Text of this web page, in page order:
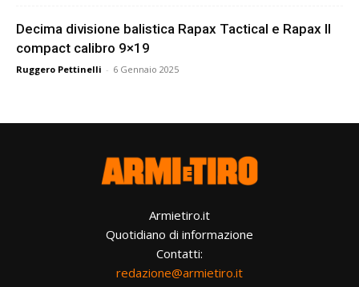
Decima divisione balistica Rapax Tactical e Rapax II
compact calibro 9×19
Ruggero Pettinelli - 6 Gennaio 2025
Armietiro.it
Quotidiano di informazione
Contatti:
redazione@armietiro.it